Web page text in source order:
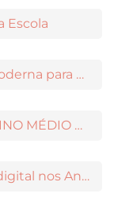
Escola
PNLD Na Prática: o videocast da Moderna para apoiar a escolha das obras aprovadas
NOVOS CONTEÚDOS PARA O ENSINO MÉDIO DISPONÍVEIS NO MODERNAMIGOS
Dinâmica para ensinar segurança digital nos Anos Iniciais